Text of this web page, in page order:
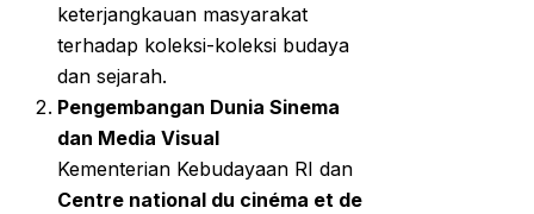
keterjangkauan masyarakat
terhadap koleksi-koleksi budaya
dan sejarah.
Pengembangan Dunia Sinema
dan Media Visual
Kementerian Kebudayaan RI dan
Centre national du cinéma et de